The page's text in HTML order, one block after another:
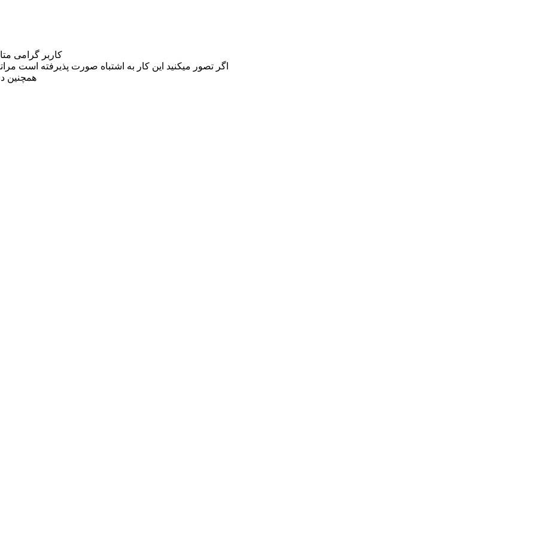
کاربر گرامی
اگر تصور میکنید این کار به اشتباه صورت پذیرفته است مراتب این مسئله را
همچنین